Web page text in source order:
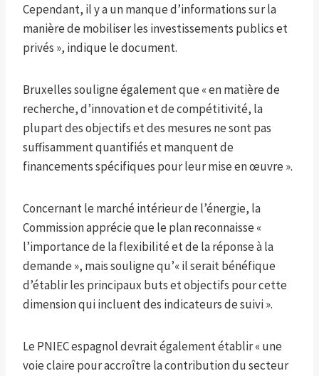
Cependant, il y a un manque d’informations sur la
manière de mobiliser les investissements publics et
privés », indique le document.
Bruxelles souligne également que « en matière de
recherche, d’innovation et de compétitivité, la
plupart des objectifs et des mesures ne sont pas
suffisamment quantifiés et manquent de
financements spécifiques pour leur mise en œuvre ».
Concernant le marché intérieur de l’énergie, la
Commission apprécie que le plan reconnaisse «
l’importance de la flexibilité et de la réponse à la
demande », mais souligne qu’« il serait bénéfique
d’établir les principaux buts et objectifs pour cette
dimension qui incluent des indicateurs de suivi ».
Le PNIEC espagnol devrait également établir « une
voie claire pour accroître la contribution du secteur